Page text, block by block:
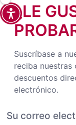
¿LE
Suscríbase a
reciba nuestras
descuentos
electrónico.